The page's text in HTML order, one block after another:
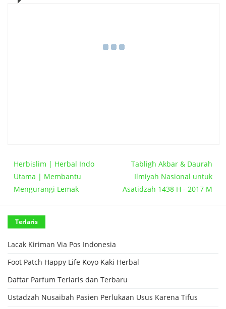
Herbislim | Herbal Indo
Utama | Membantu
Mengurangi Lemak
Tabligh Akbar & Daurah
Ilmiyah Nasional untuk
Asatidzah 1438 H - 2017 M
Terlaris
Lacak Kiriman Via Pos Indonesia
Foot Patch Happy Life Koyo Kaki Herbal
Daftar Parfum Terlaris dan Terbaru
Ustadzah Nusaibah Pasien Perlukaan Usus Karena Tifus